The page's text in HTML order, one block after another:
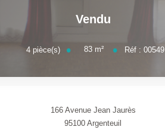
Vendu
4pièce(s) 83 m² Réf :00549
166 Avenue Jean Jaurès
95100Argenteuil